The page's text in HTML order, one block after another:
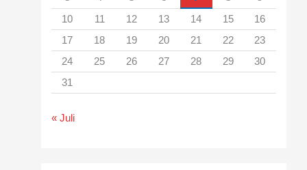
10
11 12 13 14 15
16
17
18 19 20 21 22
23
24
25 26 27 28 29
30
31
« Juli